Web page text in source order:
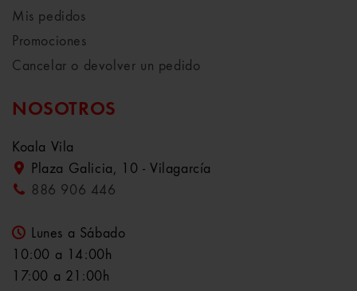
Mis pedidos
Promociones
Cancelar o devolver un pedido
NOSOTROS
Koala Vila
Plaza Galicia, 10 - Vilagarcía
886 906 446
Lunes a Sábado
10:00 a 14:00h
17:00 a 21:00h